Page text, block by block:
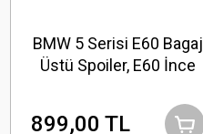
BMW 5 Serisi E60 Bagaj
Üstü Spoiler, E60 İnce
899,00 TL